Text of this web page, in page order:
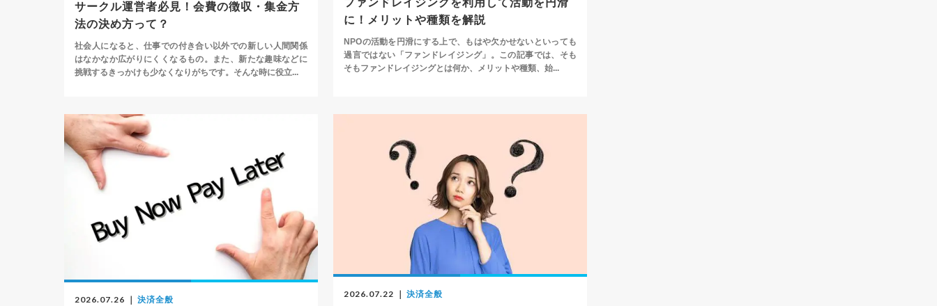
サークル運営者必見！会費の徴収・集金方
法の決め方って？
社会人になると、仕事での付き合い以外での新しい人間関係
はなかなか広がりにくくなるもの。また、新たな趣味などに
挑戦するきっかけも少なくなりがちです。そんな時に役立...
に！メリットや種類を解説
NPOの活動を円滑にする上で、もはや欠かせないといっても
過言ではない「ファンドレイジング」。この記事では、そも
そもファンドレイジングとは何か、メリットや種類、始...
2026.07.26 決済全般
2026.07.22 ｜決済全般